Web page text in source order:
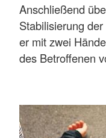
Anschließend
Stabilisierung
er mit zwei
des Betroffenen